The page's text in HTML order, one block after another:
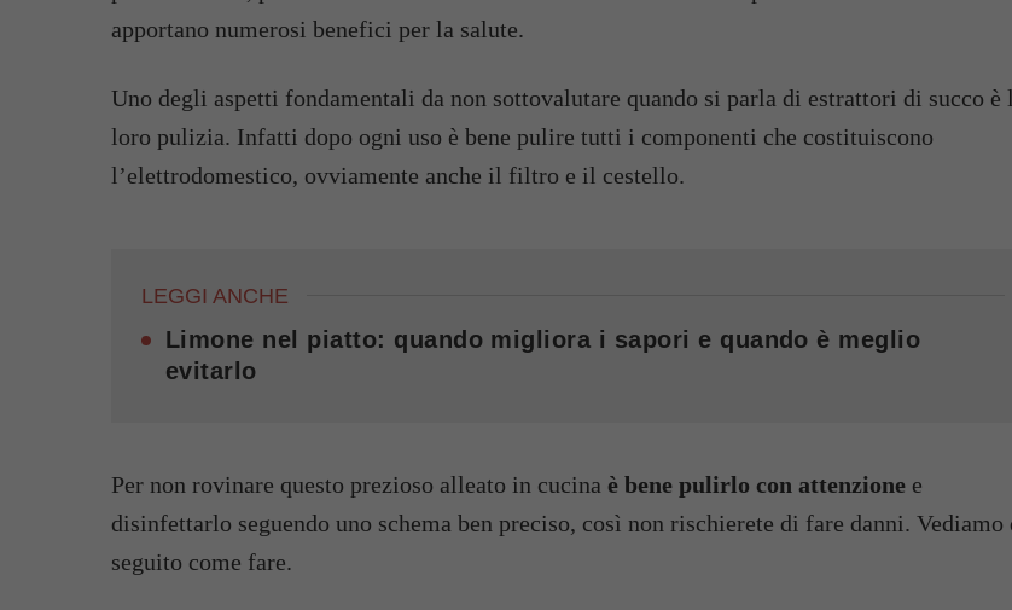
apportano numerosi benefici per la salute.
Uno degli aspetti fondamentali da non sottovalutare quando si parla di estrattori di succo è
loro pulizia. Infatti dopo ogni uso è bene pulire tutti i componenti che costituiscono
l’elettrodomestico, ovviamente anche il filtro e il cestello.
LEGGI ANCHE
Limone nel piatto: quando migliora i sapori e quando è meglio
evitarlo
Per non rovinare questo prezioso alleato in cucina è bene pulirlo con attenzione e
disinfettarlo seguendo uno schema ben preciso, così non rischierete di fare danni. Vediamo
seguito come fare.